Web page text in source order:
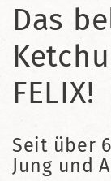
Das
FELIX!
Seit über
Jung und